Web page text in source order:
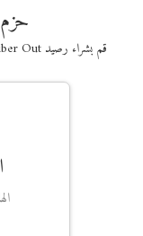
قم بشراء رصيد Viber Out للاتصال بأي رقم في العالم حتى لو لم يكن لديه فايبر